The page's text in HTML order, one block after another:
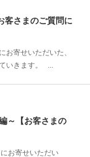
客さまのご質問に
お寄せいただいた、
いきます。 ...
～【お客さまの
お寄せいただい